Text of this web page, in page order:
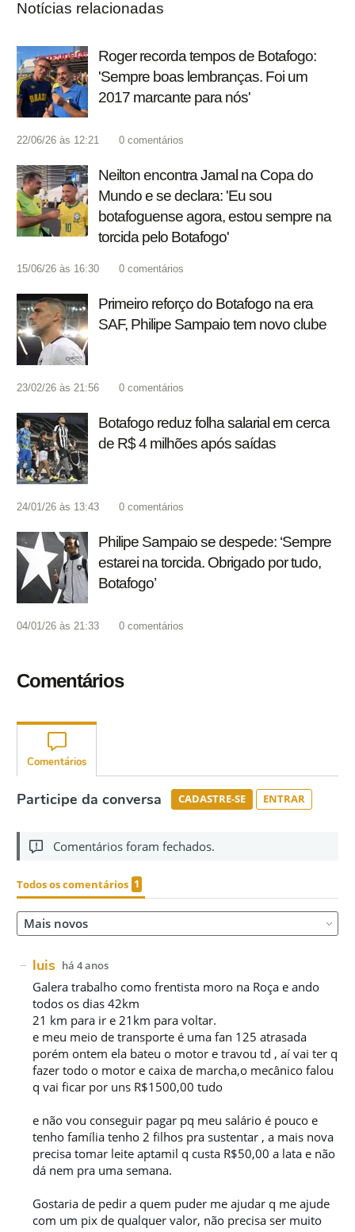
Notícias relacionadas
Roger recorda tempos de Botafogo:
'Sempre boas lembranças. Foi um
2017 marcante para nós'
22/06/26 às 12:21 0 comentários
Neilton encontra Jamal na Copa do
Mundo e se declara: 'Eu sou
botafoguense agora, estou sempre na
torcida pelo Botafogo'
15/06/26 às 16:30 0 comentários
Primeiro reforço do Botafogo na era
SAF, Philipe Sampaio tem novo clube
23/02/26 às 21:56 0 comentários
Botafogo reduz folha salarial em cerca
de R$ 4 milhões após saídas
24/01/26 às 13:43 0 comentários
Philipe Sampaio se despede: ‘Sempre
estarei na torcida. Obrigado por tudo,
Botafogo’
04/01/26 às 21:33 0 comentários
Comentários